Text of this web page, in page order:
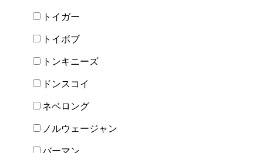
トイガー
トイボブ
トンキニーズ
ドンスコイ
ネベロング
ノルウェージャン
バーマン